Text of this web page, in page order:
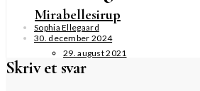
Mirabellesirup
29. august 2021
Sophia Ellegaard
30. december 2024
Skriv et svar